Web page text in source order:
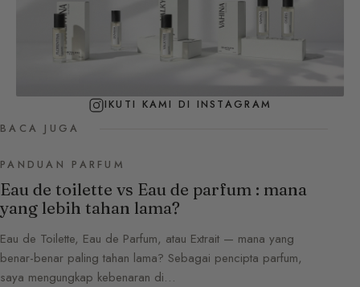
IKUTI KAMI DI INSTAGRAM
BACA JUGA
PANDUAN PARFUM
Eau de toilette vs Eau de parfum : mana
yang lebih tahan lama?
Eau de Toilette, Eau de Parfum, atau Extrait — mana yang
benar-benar paling tahan lama? Sebagai pencipta parfum,
saya mengungkap kebenaran di…